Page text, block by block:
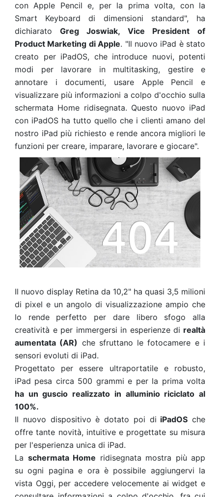
con Apple Pencil e, per la prima volta, con la
Smart Keyboard di dimensioni standard", ha
dichiarato Greg Joswiak, Vice President of
Product Marketing di Apple. "Il nuovo iPad è stato
creato per iPadOS, che introduce nuovi, potenti
modi per lavorare in multitasking, gestire e
annotare i documenti, usare Apple Pencil e
visualizzare più informazioni a colpo d'occhio sulla
schermata Home ridisegnata. Questo nuovo iPad
con iPadOS ha tutto quello che i clienti amano del
nostro iPad più richiesto e rende ancora migliori le
funzioni per creare, imparare, lavorare e giocare".
Il nuovo display Retina da 10,2" ha quasi 3,5 milioni
di pixel e un angolo di visualizzazione ampio che
lo rende perfetto per dare libero sfogo alla
creatività e per immergersi in esperienze di realtà
aumentata (AR) che sfruttano le fotocamere e i
sensori evoluti di iPad.
Progettato per essere ultraportatile e robusto,
iPad pesa circa 500 grammi e per la prima volta
ha un guscio realizzato in alluminio riciclato al
100%.
Il nuovo dispositivo è dotato poi di iPadOS che
offre tante novità, intuitive e progettate su misura
per l'esperienza unica di iPad.
La schermata Home ridisegnata mostra più app
su ogni pagina e ora è possibile aggiungervi la
vista Oggi, per accedere velocemente ai widget e